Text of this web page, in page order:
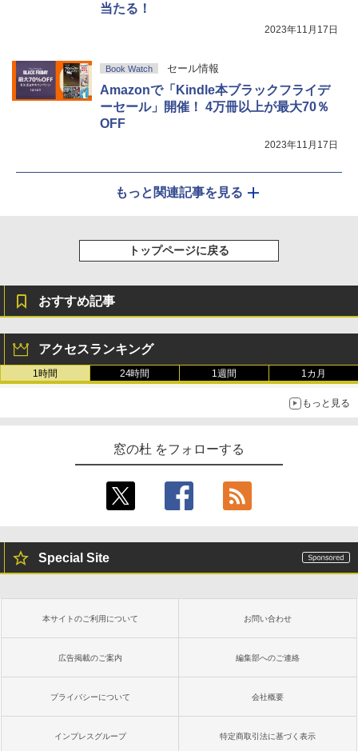
当たる！
2023年11月17日
Book Watch セール情報
Amazonで「Kindle本ブラックフライデ
ーセール」開催！ 4万冊以上が最大70％
OFF
2023年11月17日
もっと関連記事を見る
トップページに戻る
おすすめ記事
アクセスランキング
1時間 24時間 1週間 1カ月
もっと見る
窓の杜 をフォローする
Special Site
本サイトのご利用について お問い合わせ
広告掲載のご案内 編集部へのご連絡
プライバシーについて 会社概要
インプレスグループ 特定商取引法に基づく表示